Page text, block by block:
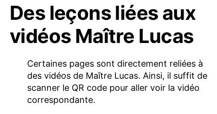
Des leçons liées aux
vidéos Maître Lucas
Certaines pages sont directement reliées à
des vidéos de Maître Lucas. Ainsi, il suffit de
scanner le QR code pour aller voir la vidéo
correspondante.